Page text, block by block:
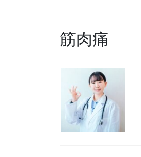
筋肉痛